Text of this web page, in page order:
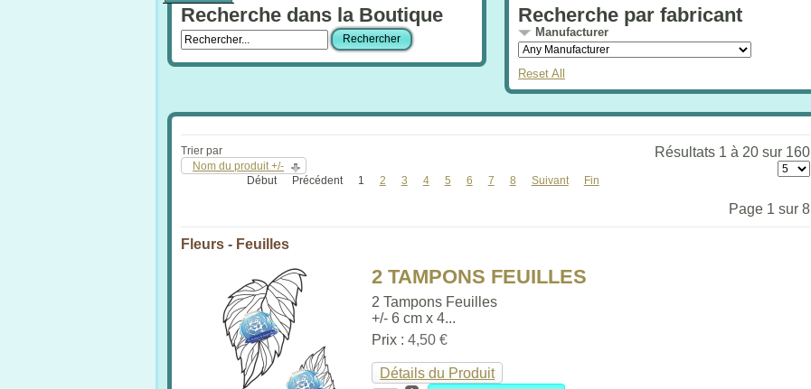
Recherche dans la Boutique Recherche par fabricant
Manufacturer
Reset All
Trier par
Nom du produit +/-
Résultats 1 à 20 sur 160
Début Précédent 1 2 3 4 5 6 7 8 Suivant Fin
Page 1 sur 8
Fleurs - Feuilles
2 TAMPONS FEUILLES
2 Tampons Feuilles
+/- 6 cm x 4...
Prix :4,50 €
Détails du Produit